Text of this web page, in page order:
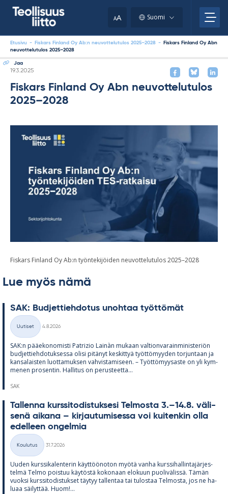
AA Suomi
Etusivu - Fiskars Finland Oy Ab:n neuvottelutulos 2025–2028 -
Fiskars Finland Oy Abn
neuvottelutulos 2025–2028
Jaa
Kirjoitettu
19.3.2025
Fiskars Finland Oy Abn neuvottelutulos
2025–2028
Fiskars Finland Oy Ab:n työntekijöiden neuvottelutulos 2025–2028
Lue myös nämä
SAK: Bud­jet­tieh­do­tus unoh­taa työt­tö­mät
Kategoriat
Uutiset
4.8.2026
SAK:n pää­e­ko­no­misti Pat­rizio Lainàn mu­kaan val­tion­va­rain­mi­nis­te­riön
bud­jet­tieh­do­tuk­sessa olisi pi­tä­nyt kes­kit­tyä työt­tö­myy­den tor­jun­taan ja
kan­sa­lais­ten luot­ta­muk­sen vah­vis­ta­mi­seen. – Työt­tö­myy­saste on yli kym­
me­nen pro­sen­tin. Hal­li­tus on pe­rus­teetta...
SAK
Tal­lenna kurs­si­to­dis­tuk­sesi Tel­mosta 3.–14.8. vä­li­
senä ai­kana – kir­jau­tu­mi­sessa voi kui­ten­kin olla
edel­leen on­gel­mia
Kategoriat
Koulutus
31.7.2026
Uu­den kurs­si­ka­len­te­rin käyt­töö­no­ton myötä vanha kurs­si­hal­lin­ta­jär­jes­
telmä Telmo pois­tuu käy­töstä ko­ko­naan elo­kuun puo­li­vä­lissä. Tä­män
vuoksi kurs­si­to­dis­tuk­set täy­tyy tal­len­taa tai tu­los­taa Tel­mosta, jos ne ha­
luaa säi­lyt­tää. Huom!...
clipboard.)